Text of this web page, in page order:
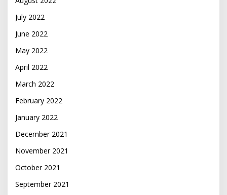
July 2022
June 2022
May 2022
April 2022
March 2022
February 2022
January 2022
December 2021
November 2021
October 2021
September 2021